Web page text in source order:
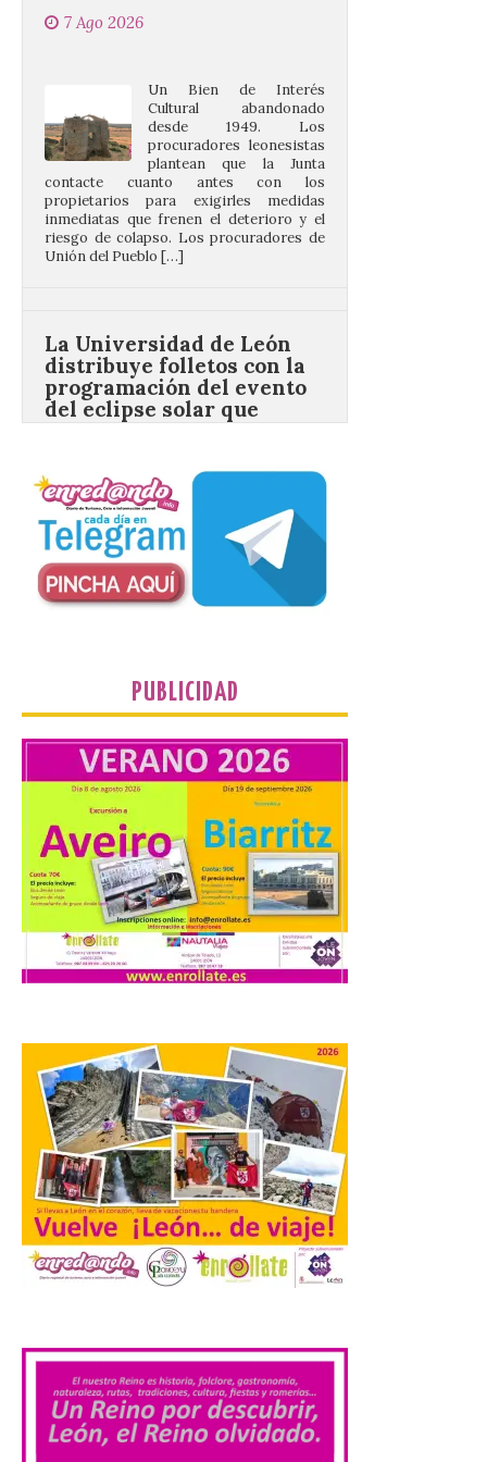
procuradores leonesistas
plantean que la Junta
contacte cuanto antes con los
propietarios para exigirles medidas
inmediatas que frenen el deterioro y el
riesgo de colapso. Los procuradores de
Unión del Pueblo […]
programación del evento
del eclipse solar que
organiza con la ESA y el
Ayuntamiento
Los materiales ya pueden
recogerse gratuitamente
en la Oficina de
Información Turística de
León e incluyen, además
del programa del evento, una guía
práctica con recomendaciones
El Gobierno de España
lanza un visor web para
localizar y disfrutar del
eclipse solar del 12 de
agosto con seguridad
7 Ago 2026
Se trata de un visor web
que permite conocer la
posición exacta del Sol y
obstáculos. El visor es una herramienta a
la […]
El eclipse genera un boom
de reservas hoteleras y
precios desorbitados,
según SiteMinder
7 Ago 2026
del fenómeno, con el
mayor aumento en
reservas, precios y
antelación de compra. El
auge de la demanda redefine la
planificación: reservas más anticipadas y
PUBLICIDAD